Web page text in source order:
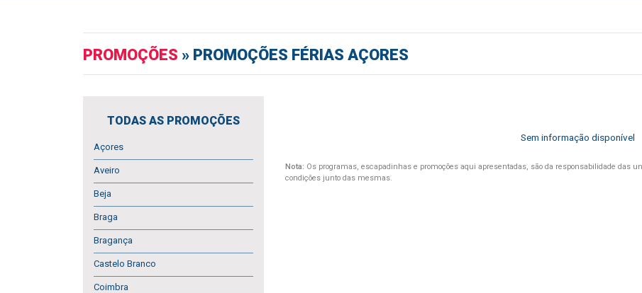
PROMOÇÕES » PROMOÇÕES FÉRIAS AÇORES
TODAS AS PROMOÇÕES
Açores
Aveiro
Beja
Braga
Bragança
Castelo Branco
Coimbra
Sem informação disponível
Nota: Os programas, escapadinhas e promoções aqui apresentadas, são da responsabilidade das
condições junto das mesmas.